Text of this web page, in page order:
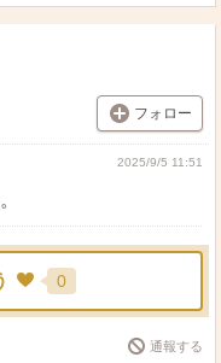
フォロー
2025/9/5 11:51
0
通報する